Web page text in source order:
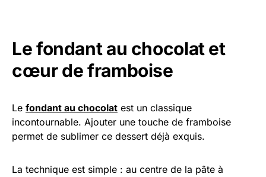
Le fondant au chocolat et
cœur de framboise
Le fondant au chocolat est un classique
incontournable. Ajouter une touche de framboise
permet de sublimer ce dessert déjà exquis.
La technique est simple : au centre de la pâte à